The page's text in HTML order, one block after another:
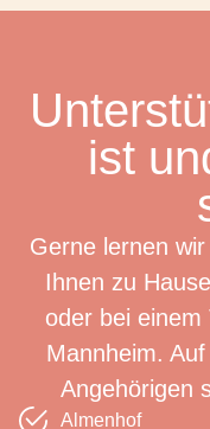
ist
Gerne lernen
Ihnen zu
oder bei einem
Mannheim.
Angehörigen
Almenhof